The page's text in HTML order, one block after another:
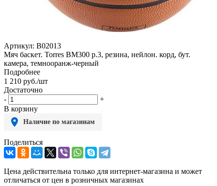
Артикул: B02013
Мяч баскет. Torres BM300 р.3, резина, нейлон. корд, бут.
камера, темнооранж-черный
Подробнее
1 210 руб./шт
Достаточно
-
+
В корзину
Наличие по магазинам
Поделиться
Цена действительна только для интернет-магазина и может
отличаться от цен в розничных магазинах